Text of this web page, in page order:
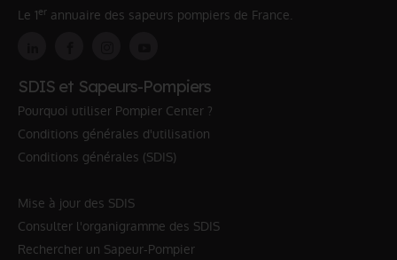
Le 1er annuaire des sapeurs pompiers de France.
SDIS et Sapeurs-Pompiers
Pourquoi utiliser Pompier Center ?
Conditions générales d'utilisation
Conditions générales (SDIS)
Mise à jour des SDIS
Consulter l'organigramme des SDIS
Rechercher un Sapeur-Pompier